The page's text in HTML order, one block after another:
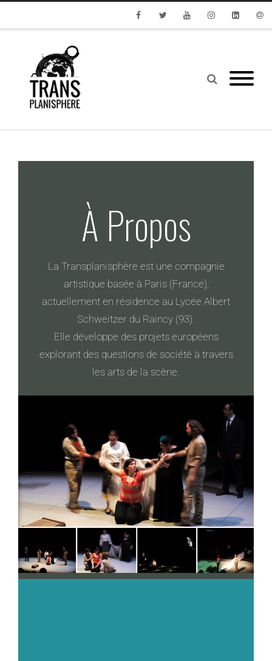
À Propos
La Transplanisphère est une compagnie
artistique basée à Paris (France),
actuellement en résidence au Lycée Albert
Schweitzer du Raincy (93).
Elle développe des projets européens
explorant des questions de société à travers
les arts de la scène.